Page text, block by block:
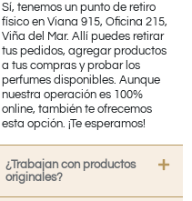
Sí, tenemos un punto de retiro
físico en Viana 915, Oficina 215,
Viña del Mar. Allí puedes retirar
tus pedidos, agregar productos
a tus compras y probar los
perfumes disponibles. Aunque
nuestra operación es 100%
online, también te ofrecemos
esta opción. ¡Te esperamos!
¿Trabajan con productos
originales?